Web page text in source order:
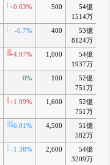
+0.63% 500
54億
1514万
-0.7% 400
53億
8124万
+4.07% 1,000
54億
1937万
0% 100
52億
751万
+1.99% 1,600
52億
751万
-6.01% 4,500
51億
582万
-1.38% 2,600
54億
3209万